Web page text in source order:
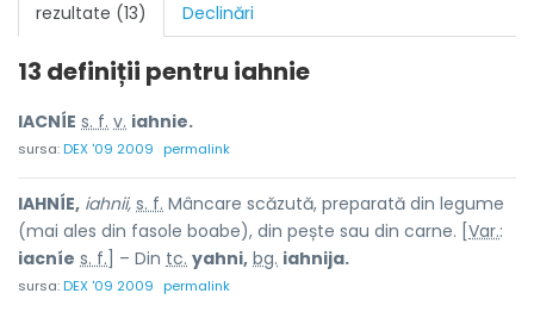
rezultate (13) Declinări
13 definiții pentru iahnie
IACNÍE s. f. v. iahnie.
sursa:DEX '09 2009 permalink
IAHNÍE, iahnii, s. f. Mâncare scăzută, preparată din legume
(mai ales din fasole boabe), din pește sau din carne. [ Var.:
iacníe s. f. ] – Din tc. yahni, bg. iahnija.
sursa:DEX '09 2009 permalink